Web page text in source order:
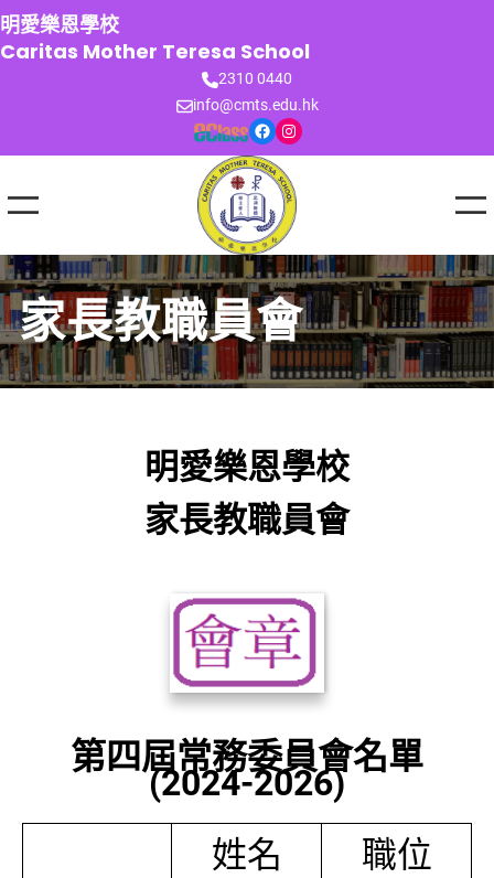
跳
至
主
明愛樂恩學校
Caritas Mother Teresa School
2310 0440
info@cmts.edu.hk
Facebook Instagram
家長教職員會
明愛樂恩學校
家長教職員會
第四屆常務委員會名單
(2024-2026)
姓名
職位